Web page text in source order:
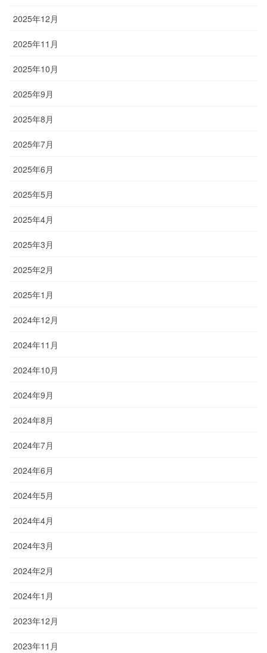
2025年12月
2025年11月
2025年10月
2025年9月
2025年8月
2025年7月
2025年6月
2025年5月
2025年4月
2025年3月
2025年2月
2025年1月
2024年12月
2024年11月
2024年10月
2024年9月
2024年8月
2024年7月
2024年6月
2024年5月
2024年4月
2024年3月
2024年2月
2024年1月
2023年12月
2023年11月